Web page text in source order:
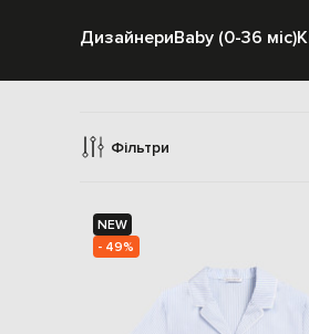
ДизайнериBaby (0-36 міс)
Фільтри
NEW
- 49%